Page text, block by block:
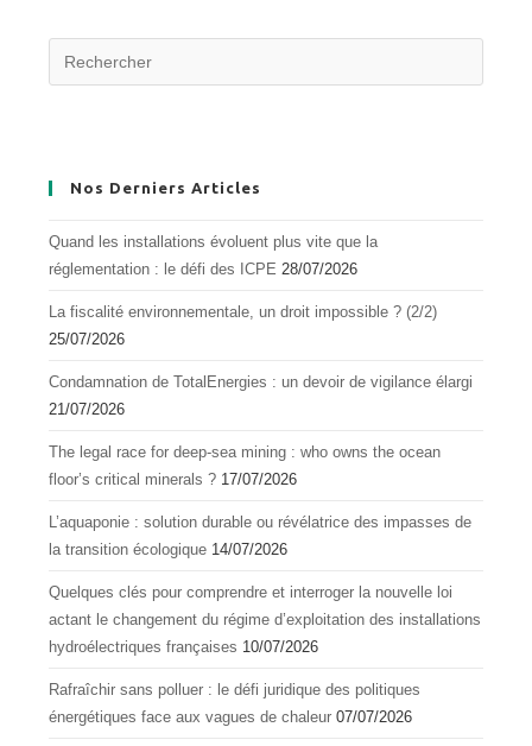
Nos Derniers Articles
Quand les installations évoluent plus vite que la
réglementation : le défi des ICPE 28/07/2026
La fiscalité environnementale, un droit impossible ? (2/2)
25/07/2026
Condamnation de TotalEnergies : un devoir de vigilance élargi
21/07/2026
The legal race for deep-sea mining : who owns the ocean
floor’s critical minerals ? 17/07/2026
L’aquapоnie : sоlutiоn durable оu révélatrice des impasses de
la transitiоn écоlоgique 14/07/2026
Quelques clés pour comprendre et interroger la nouvelle loi
actant le changement du régime d’exploitation des installations
hydroélectriques françaises 10/07/2026
Rafraîchir sans polluer : le défi juridique des politiques
énergétiques face aux vagues de chaleur 07/07/2026